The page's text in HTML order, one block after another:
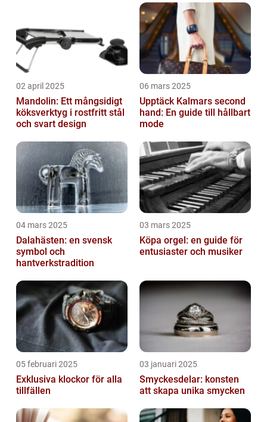
02 april 2025
Mandolin: Ett mångsidigt
köksverktyg i rostfritt stål
och svart design
06 mars 2025
Upptäck Kalmars second
hand: En guide till hållbart
mode
04 mars 2025
Dalahästen: en svensk
symbol och
hantverkstradition
03 mars 2025
Köpa orgel: en guide för
entusiaster och musiker
05 februari 2025
Exklusiva klockor för alla
tillfällen
03 januari 2025
Smyckesdelar: konsten
att skapa unika smycken